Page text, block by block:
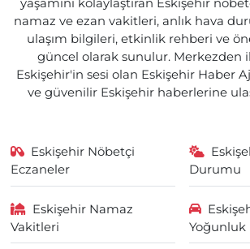
yaşamını kolaylaştıran Eskişehir
namaz ve ezan vakitleri, anlık hava
ulaşım bilgileri, etkinlik rehberi ve
güncel olarak sunulur. Merkezden
Eskişehir'in sesi olan Eskişehir Haber
ve güvenilir Eskişehir haberlerine
Eskişehir Nöbetçi
Eczaneler
Durumu
Eskişehir Namaz
Vakitleri
Yoğunluk